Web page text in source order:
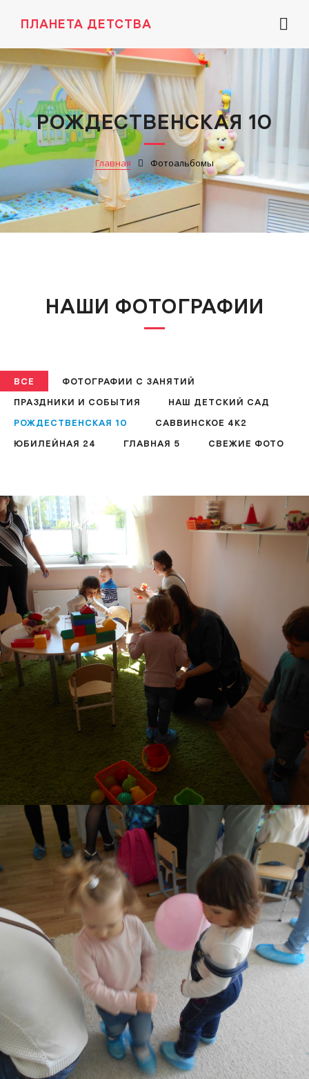
ПЛАНЕТА ДЕТСТВА
РОЖДЕСТВЕНСКАЯ 10
Главная Фотоальбомы
НАШИ ФОТОГРАФИИ
ВСЕ
ФОТОГРАФИИ С ЗАНЯТИЙ
ПРАЗДНИКИ И СОБЫТИЯ
НАШ ДЕТСКИЙ САД
РОЖДЕСТВЕНСКАЯ 10
САВВИНСКОЕ 4К2
ЮБИЛЕЙНАЯ 24
ГЛАВНАЯ 5 СВЕЖИЕ ФОТО